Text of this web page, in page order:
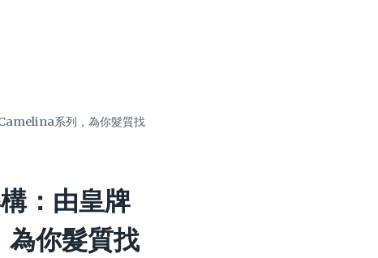
系列，為你髮質找
：由皇牌
你髮質找